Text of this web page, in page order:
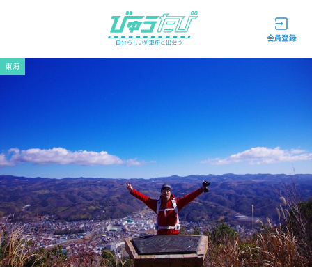
自分らしい列車旅と出会う
東海